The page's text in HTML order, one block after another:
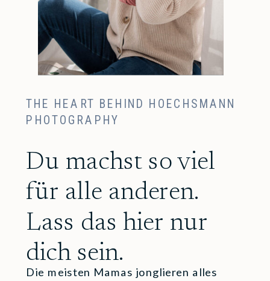
Die meisten Mamas jonglieren alles
Du machst so viel
für alle anderen.
Lass das hier nur
dich sein.
THE HEART BEHIND HOECHSMANN
PHOTOGRAPHY